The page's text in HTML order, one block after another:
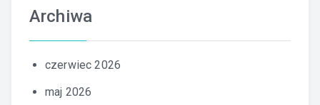
Archiwa
czerwiec 2026
maj 2026